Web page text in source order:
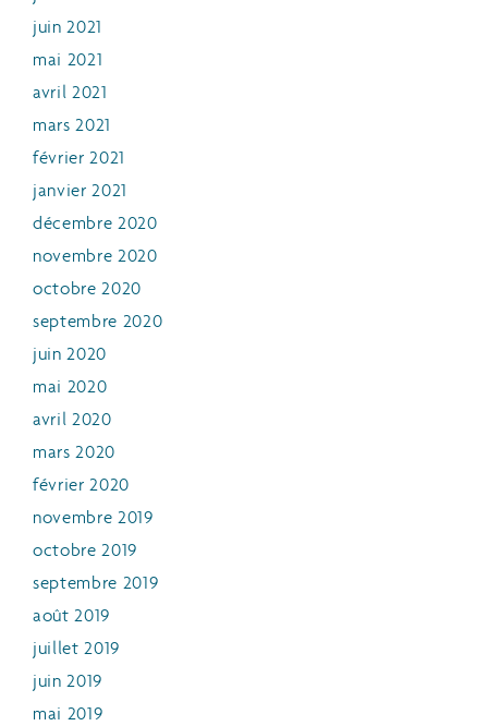
juin 2021
mai 2021
avril 2021
mars 2021
février 2021
janvier 2021
décembre 2020
novembre 2020
octobre 2020
septembre 2020
juin 2020
mai 2020
avril 2020
mars 2020
février 2020
novembre 2019
octobre 2019
septembre 2019
août 2019
juillet 2019
juin 2019
mai 2019